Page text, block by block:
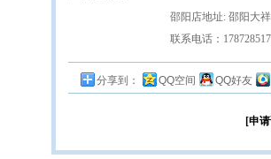
邵阳店地址: 邵阳大
联系电话：
分享到： QQ空间 QQ好友
[申